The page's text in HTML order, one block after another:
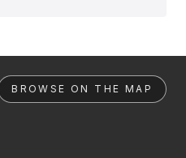
BROWSE ON THE MAP